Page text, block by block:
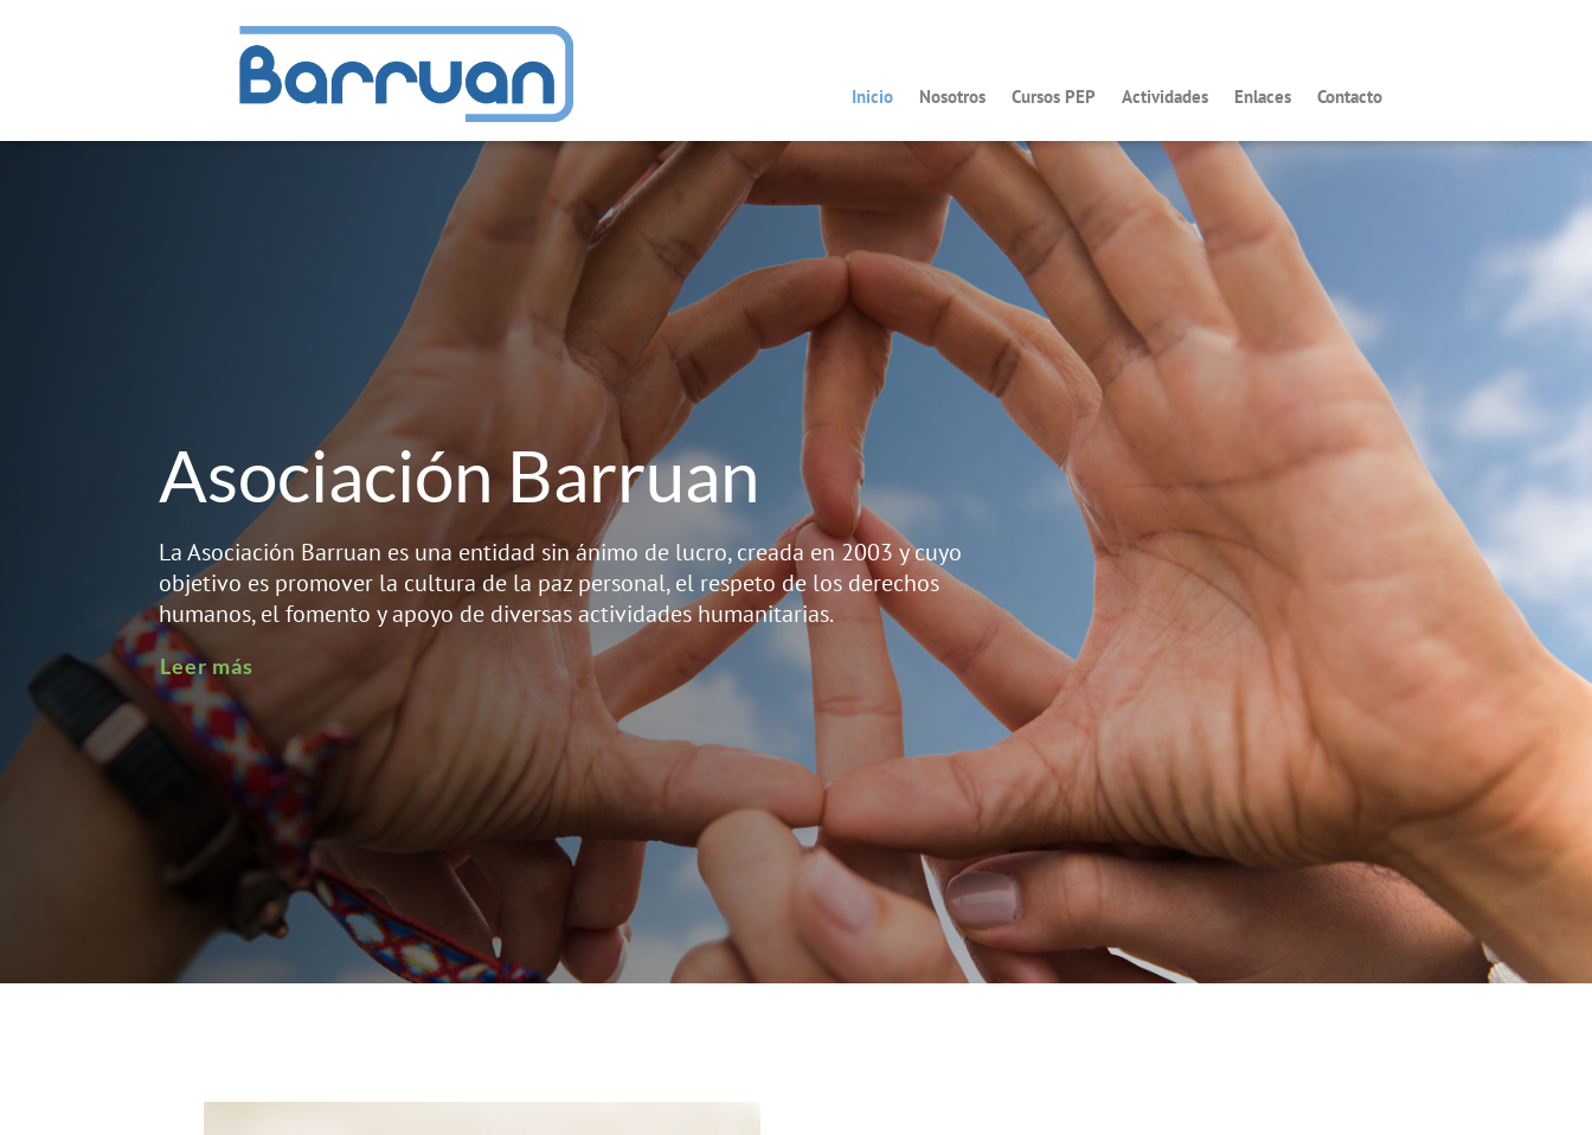
Inicio Nosotros Cursos PEP Actividades Enlaces Contacto
Asociación Barruan
La Asociación Barruan es una entidad sin ánimo de lucro, creada en 2003 y cuyo
objetivo es promover la cultura de la paz personal, el respeto de los derechos
humanos, el fomento y apoyo de diversas actividades humanitarias.
Leer más